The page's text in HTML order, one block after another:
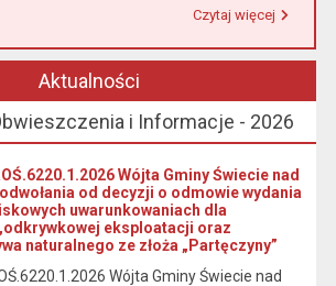
Czytaj więcej
Aktualności
i Informacje - 2026
Wójta Gminy Świecie nad
od decyzji o odmowie wydania
uwarunkowaniach dla
eksploatacji oraz
naturalnego ze złoża „Partęczyny”
Wójta Gminy Świecie nad